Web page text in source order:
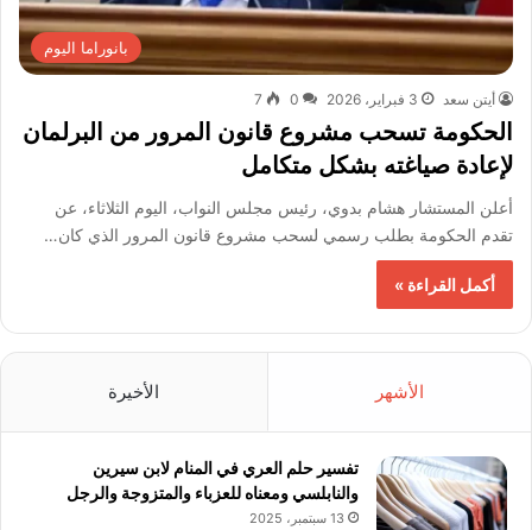
بانوراما اليوم
أيتن سعد 3 فبراير، 2026 0
7
الحكومة تسحب مشروع قانون المرور من البرلمان
لإعادة صياغته بشكل متكامل
أعلن المستشار هشام بدوي، رئيس مجلس النواب، اليوم الثلاثاء، عن
تقدم الحكومة بطلب رسمي لسحب مشروع قانون المرور الذي كان…
أكمل القراءة »
الأشهر الأخيرة
تفسير حلم العري في المنام لابن سيرين
والنابلسي ومعناه للعزباء والمتزوجة والرجل
13 سبتمبر، 2025